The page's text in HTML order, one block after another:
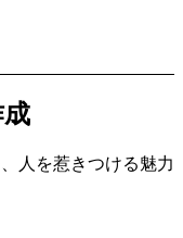
人を惹きつける魅力